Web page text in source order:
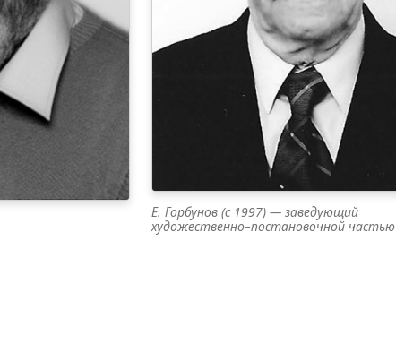
Е. Горбунов (с 1997) — заведующий
художественно–постановочной частью